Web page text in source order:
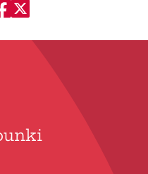
Jaa Facebookissa
Jaa Twitterissä